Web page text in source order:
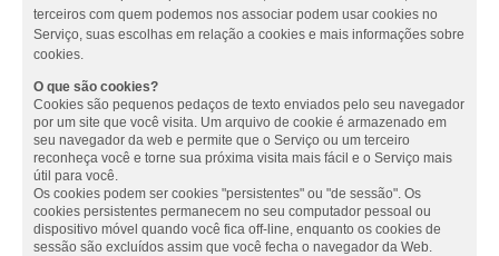
terceiros com quem podemos nos associar podem usar cookies no
Serviço, suas escolhas em relação a cookies e mais informações sobre
cookies.
O que são cookies?
Cookies são pequenos pedaços de texto enviados pelo seu navegador
por um site que você visita. Um arquivo de cookie é armazenado em
seu navegador da web e permite que o Serviço ou um terceiro
reconheça você e torne sua próxima visita mais fácil e o Serviço mais
útil para você.
Os cookies podem ser cookies "persistentes" ou "de sessão". Os
cookies persistentes permanecem no seu computador pessoal ou
dispositivo móvel quando você fica off-line, enquanto os cookies de
sessão são excluídos assim que você fecha o navegador da Web.